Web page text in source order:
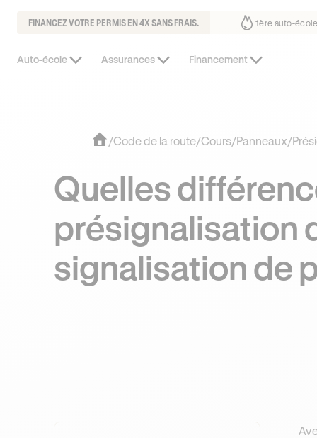
FINANCEZ VOTRE PERMIS EN 4X SANS FRAIS.
fait déjà confiance 30% moins chère que l’auto-école de votre
Auto-école Assurances Financement
/Code de la route/Cours/Panneaux/
Quelles
présignalisation
signalisation de